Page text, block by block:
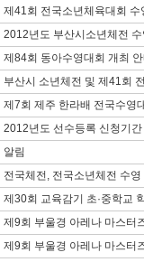
제41회 전국소년체육대회 수
2012년도 부산시소년체전
제84회 동아수영대회 개최
부산시 소년체전 및 제41회
제7회 제주 한라배 전국수영
2012년도 선수등록 신청기간
알림
전국체전, 전국소년체전 수
제30회 교육감기 초·중학교
제9회 부울경 아레나 마스터
제9회 부울경 아레나 마스터